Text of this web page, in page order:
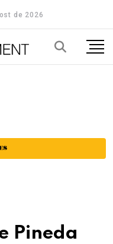
de 2026
Pineda